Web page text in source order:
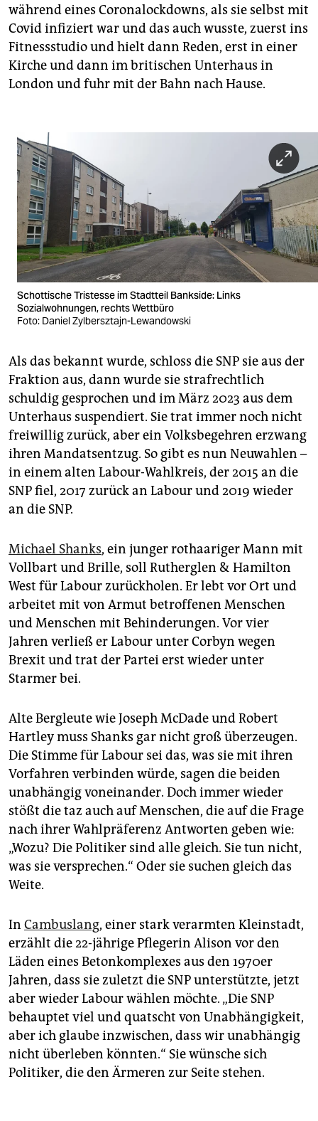
während eines Coronalockdowns, als sie selbst mit
Covid infiziert war und das auch wusste, zuerst ins
Fitnessstudio und hielt dann Reden, erst in einer
Kirche und dann im britischen Unterhaus in
London und fuhr mit der Bahn nach Hause.
Schottische Tristesse im Stadtteil Bankside: Links
Sozialwohnungen, rechts Wettbüro
Foto: Daniel Zylbersztajn-Lewandowski
Als das bekannt wurde, schloss die SNP sie aus der
Fraktion aus, dann wurde sie strafrechtlich
schuldig gesprochen und im März 2023 aus dem
Unterhaus suspendiert. Sie trat immer noch nicht
freiwillig zurück, aber ein Volksbegehren erzwang
ihren Mandatsentzug. So gibt es nun Neuwahlen –
in einem alten Labour-Wahlkreis, der 2015 an die
SNP fiel, 2017 zurück an Labour und 2019 wieder
an die SNP.
Michael Shanks, ein junger rothaariger Mann mit
Vollbart und Brille, soll Rutherglen & Hamilton
West für Labour zu­rückholen. Er lebt vor Ort und
arbeitet mit von Armut betroffenen Menschen
und Menschen mit Behinderungen. Vor vier
Jahren verließ er Labour unter Corbyn wegen
Brexit und trat der Partei erst wieder unter
Starmer bei.
Alte Bergleute wie Joseph McDade und Robert
Hartley muss Shanks gar nicht groß überzeugen.
Die Stimme für Labour sei das, was sie mit ihren
Vorfahren verbinden würde, sagen die beiden
unabhängig voneinander. Doch immer wieder
stößt die taz auch auf Menschen, die auf die Frage
nach ihrer Wahlpräferenz Antworten geben wie:
„Wozu? Die Politiker sind alle gleich. Sie tun nicht,
was sie versprechen.“ Oder sie suchen gleich das
Weite.
In Cambuslang, einer stark verarmten Kleinstadt,
erzählt die 22-jährige Pflegerin Alison vor den
Läden eines Betonkomplexes aus den 1970er
Jahren, dass sie zuletzt die SNP unterstützte, jetzt
aber wieder Labour wählen möchte. „Die SNP
behauptet viel und quatscht von Unabhängigkeit,
aber ich glaube inzwischen, dass wir unabhängig
nicht überleben könnten.“ Sie wünsche sich
Politiker, die den Ärmeren zur Seite stehen.